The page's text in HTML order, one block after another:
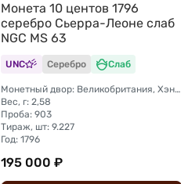
Монета 10 центов 1796
серебро Сьерра-Леоне слаб
NGC MS 63
UNC Серебро Слаб
Монетный двор: Великобритания, Хэндсворс
Вес, г: 2,58
Проба: 903
Тираж, шт: 9.227
Год: 1796
195 000 ₽